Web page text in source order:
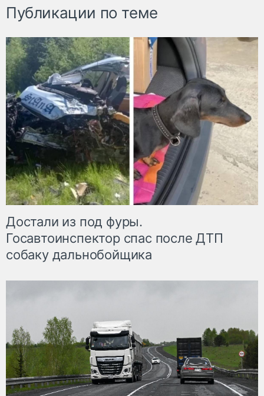
Публикации по теме
Достали из под фуры.
Госавтоинспектор спас после ДТП
собаку дальнобойщика